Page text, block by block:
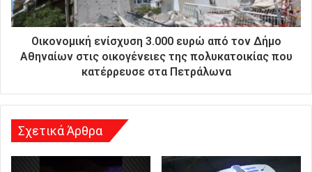
ε
ύ
η
Οικονομική ενίσχυση 3.000 ευρώ από τον Δήμο
Αθηναίων στις οικογένειες της πολυκατοικίας που
κατέρρευσε στα Πετράλωνα
Σχετικά Άρθρα